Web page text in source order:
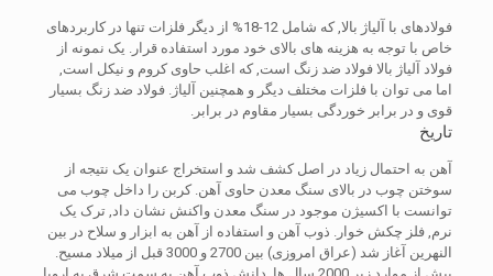
فولادهای با آلیاژ بالا, که شامل 12-18% از دیگر فلزات تنها در کاربردهای
خاص با توجه به هزینه های بالای خود مورد استفاده قرار. یک نمونه از
فولاد آلیاژ بالا فولاد ضد زنگ است, که اغلب حاوی کروم و نیکل است,
اما می توان با فلزات مختلف دیگر و همچنین آلیاژ. فولاد ضد زنگ بسیار
قوی و در برابر خوردگی بسیار مقاوم در برابر.
تاریخ
آهن به احتمال زیاد در اصل کشف شد و استخراج عنوان یک نتیجه از
سوختن چوب در بالای سنگ معدن حاوی آهن. کربن را داخل چوب می
توانست با اکسیژن موجود در سنگ معدن واکنش نشان داد, ترک یک
نرم, فلز چکش خوار. ذوب آهن و استفاده از آهن به ابزار و سلاح در بین
النهرین آغاز شد (عراق امروزی) بین 2700 و 3000 قبل از میلاد مسیح.